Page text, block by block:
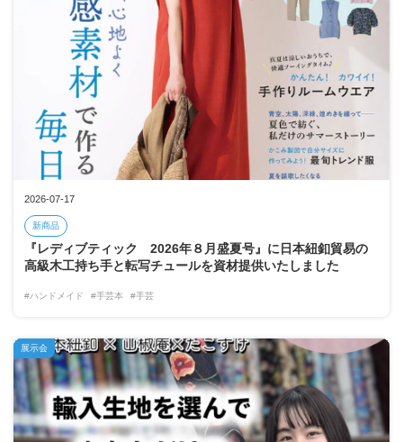
2026-07-17
新商品
『レディブティック 2026年８月盛夏号』に日本紐釦貿易の
高級木工持ち手と転写チュールを資材提供いたしました
#ハンドメイド #手芸本 #手芸
展示会